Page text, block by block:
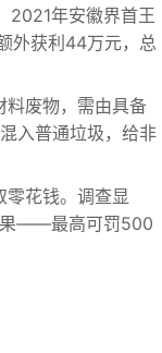
2021年安徽界首王
外获利44万元，总
料废物，需由具备
入普通垃圾，给非
零花钱。调查显
果——最高可罚500